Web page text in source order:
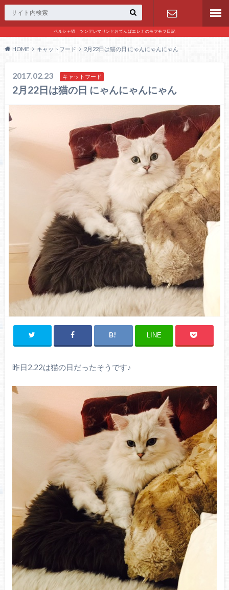
ペルシャ猫 ツンデレマリンとおてんばエレナのモフモフ日記
お問い合わ
HOME キャットフード 2月22日は猫の日 にゃんにゃんにゃん
2017.02.23 キャットフード
2月22日は猫の日 にゃんにゃんにゃん
LINE
昨日2.22は猫の日だったそうです♪